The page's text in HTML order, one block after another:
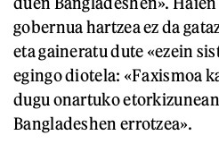
gobernua hartzea ez da
eta gaineratu dute «ezein
egingo diotela: «Faxismoa
dugu onartuko
Bangladeshen errotzea».